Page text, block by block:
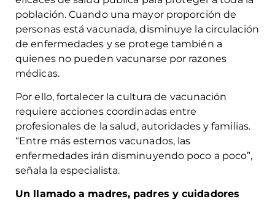
población. Cuando una mayor proporción de
personas está vacunada, disminuye la circulación
de enfermedades y se protege también a
quienes no pueden vacunarse por razones
médicas.
Por ello, fortalecer la cultura de vacunación
requiere acciones coordinadas entre
profesionales de la salud, autoridades y familias.
“Entre más estemos vacunados, las
enfermedades irán disminuyendo poco a poco”,
señala la especialista.
Un llamado a madres, padres y cuidadores